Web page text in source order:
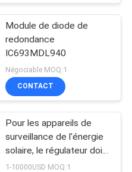
Module de diode de
redondance
IC693MDL940
Négociable MOQ:1
CONTACT
Pour les appareils de
surveillance de l'énergie
solaire, le régulateur doit
être équipé d'un système
1-10000USD MOQ:1